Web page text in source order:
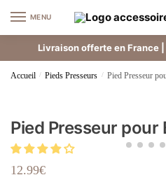
MENU
Livraison offerte en France
Accueil / Pieds Presseurs / Pied Presseur
Pied Presseur pour
12.99€